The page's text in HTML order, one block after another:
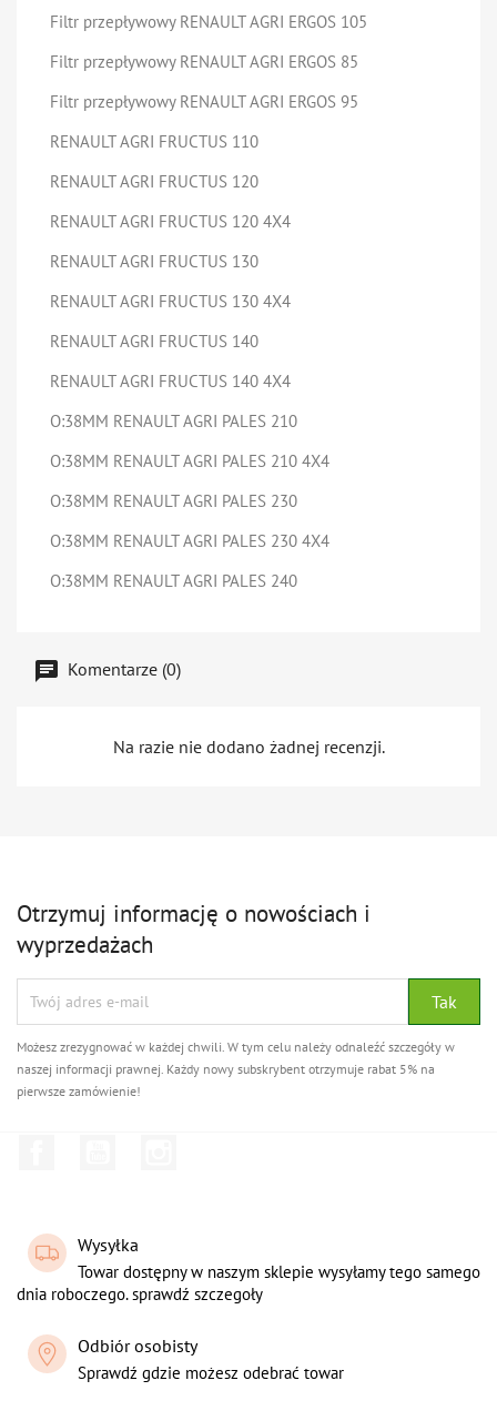
Filtr przepływowy RENAULT AGRI ERGOS 105
Filtr przepływowy RENAULT AGRI ERGOS 85
Filtr przepływowy RENAULT AGRI ERGOS 95
RENAULT AGRI FRUCTUS 110
RENAULT AGRI FRUCTUS 120
RENAULT AGRI FRUCTUS 120 4X4
RENAULT AGRI FRUCTUS 130
RENAULT AGRI FRUCTUS 130 4X4
RENAULT AGRI FRUCTUS 140
RENAULT AGRI FRUCTUS 140 4X4
O:38MM RENAULT AGRI PALES 210
O:38MM RENAULT AGRI PALES 210 4X4
O:38MM RENAULT AGRI PALES 230
O:38MM RENAULT AGRI PALES 230 4X4
O:38MM RENAULT AGRI PALES 240
Komentarze (0)
Na razie nie dodano żadnej recenzji.
Otrzymuj informację o nowościach i
wyprzedażach
Możesz zrezygnować w każdej chwili. W tym celu należy odnaleźć szczegóły w
naszej informacji prawnej. Każdy nowy subskrybent otrzymuje rabat 5% na
pierwsze zamówienie!
Wysyłka
Towar dostępny w naszym sklepie wysyłamy tego samego
dnia roboczego. sprawdź szczegoły
Odbiór osobisty
Sprawdź gdzie możesz odebrać towar